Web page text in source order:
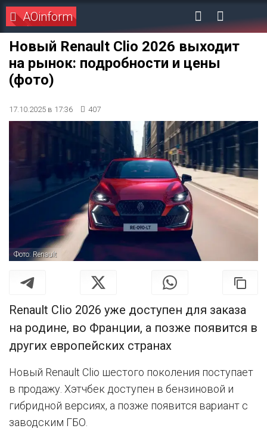
AOinform
Новый Renault Clio 2026 выходит
на рынок: подробности и цены
(фото)
17.10.2025 в 17:36 407
Фото: Renault
Renault Clio 2026 уже доступен для заказа
на родине, во Франции, а позже появится в
других европейских странах
Новый Renault Clio шестого поколения поступает
в продажу. Хэтчбек доступен в бензиновой и
гибридной версиях, а позже появится вариант с
заводским ГБО.